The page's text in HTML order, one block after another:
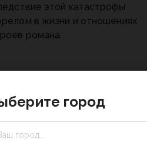
этой катастрофы
в жизни и отношениях
романа.
город